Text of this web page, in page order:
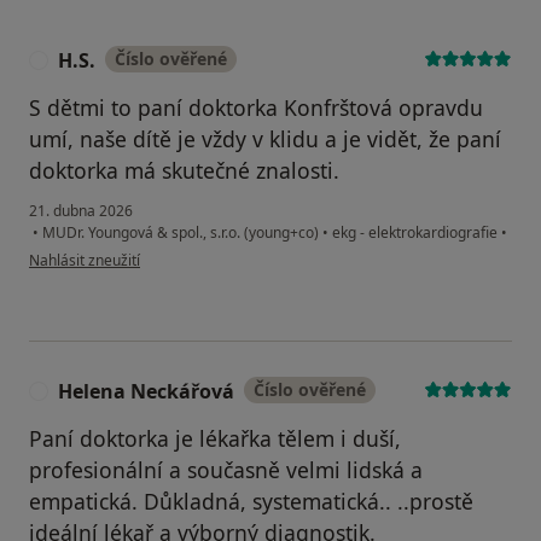
H.S. Číslo ověřené
S dětmi to paní doktorka Konfrštová opravdu
umí, naše dítě je vždy v klidu a je vidět, že paní
doktorka má skutečné znalosti.
21. dubna 2026
• MUDr. Youngová & spol., s.r.o. (young+co) • ekg - elektrokardiografie •
podle názoru uživatele H.S.
Nahlásit zneužití
Helena Neckářová Číslo ověřené
Paní doktorka je lékařka tělem i duší,
profesionální a současně velmi lidská a
empatická. Důkladná, systematická.. ..prostě
ideální lékař a výborný diagnostik.